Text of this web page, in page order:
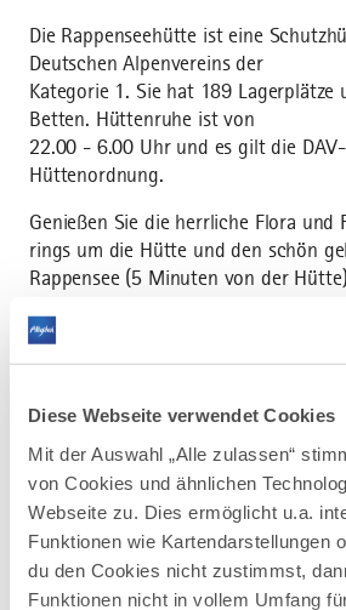
Diese Webseite verwendet Cookies
Mit der Auswahl „Alle zulassen“
von Cookies und ähnlichen
Webseite zu. Dies ermöglicht u.a.
Funktionen wie Kartendarstellungen
du den Cookies nicht zustimmst,
Funktionen nicht in vollem Umfang
Die Rappenseehütte ist eine
Deutschen Alpenvereins der
Kategorie 1. Sie hat 189 Lagerplätze
Betten. Hüttenruhe ist von
22.00 - 6.00 Uhr und es gilt die DAV-
Hüttenordnung.
Genießen Sie die herrliche Flora und
rings um die Hütte und den schön
Rappensee (5 Minuten von der
Mindelheimer Klettersteig und
wird Sie begeistern.
AUF DER ALLGÄU KARTE